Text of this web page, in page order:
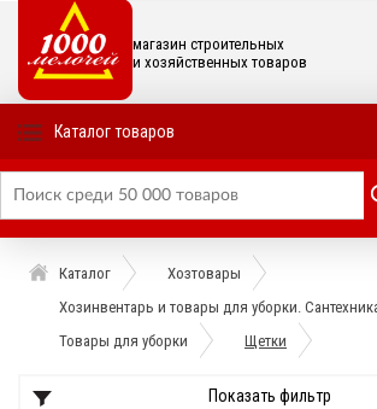
магазин строительных
и хозяйственных товаров
Каталог товаров
Каталог
Хозтовары
Хозинвентарь и товары для уборки.
Товары для уборки
Щетки
Показать фильтр